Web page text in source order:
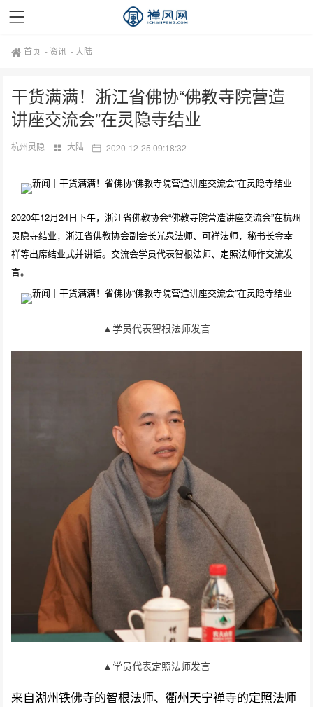
首页 - 资讯 -大陆
干货满满！浙江省佛协“佛教寺院营造
讲座交流会”在灵隐寺结业
杭州灵隐 大陆 2020-12-25 09:18:32
2020年12月24日下午，浙江省佛教协会“佛教寺院营造讲座交流会”在杭州
灵隐寺结业，浙江省佛教协会副会长光泉法师、可祥法师，秘书长金幸
祥等出席结业式并讲话。交流会学员代表智根法师、定照法师作交流发
言。
▲学员代表智根法师发言
▲学员代表定照法师发言
来自湖州铁佛寺的智根法师、衢州天宁禅寺的定照法师